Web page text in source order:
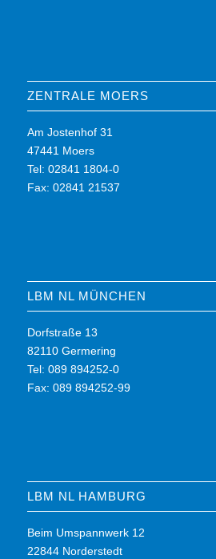
ZENTRALE MOERS
Am Jostenhof 31
47441 Moers
Tel: 02841 1804-0
Fax: 02841 21537
LBM NL MÜNCHEN
Dorfstraße 13
82110 Germering
Tel: 089 894252-0
Fax: 089 894252-99
LBM NL HAMBURG
Beim Umspannwerk 12
22844 Norderstedt